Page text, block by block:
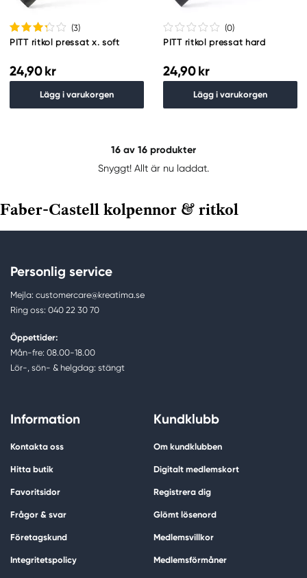
(3)
PITT ritkol pressat x. soft
24,90 kr
Lägg i varukorgen
(0)
PITT ritkol pressat hard
24,90 kr
Lägg i varukorgen
16 av 16 produkter
Snyggt! Allt är nu laddat.
Faber-Castell kolpennor & ritkol
Personlig service
Mejla: customercare@kreatima.se
Ring oss: 040 22 30 70
Öppettider:
Mån-fre: 08.00-18.00
Lör-, sön- & helgdag: stängt
Information
Kontakta oss
Hitta butik
Favoritsidor
Frågor & svar
Företagskund
Integritetspolicy
Kundklubb
Om kundklubben
Digitalt medlemskort
Registrera dig
Glömt lösenord
Medlemsvillkor
Medlemsförmåner